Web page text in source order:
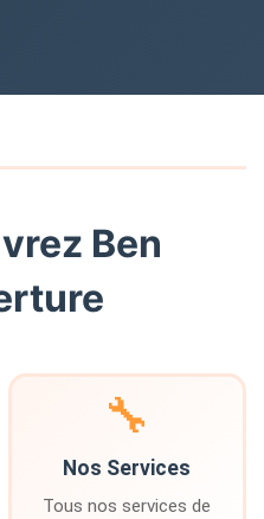
Ben
🔧
Nos Services
Tous nos services de